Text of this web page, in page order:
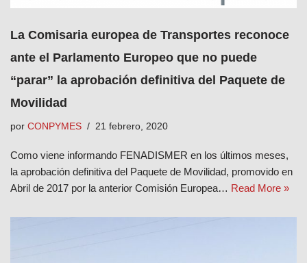
La Comisaria europea de Transportes reconoce
ante el Parlamento Europeo que no puede
“parar” la aprobación definitiva del Paquete de
Movilidad
por CONPYMES 21 febrero, 2020
Como viene informando FENADISMER en los últimos meses,
la aprobación definitiva del Paquete de Movilidad, promovido en
Abril de 2017 por la anterior Comisión Europea… Read More »